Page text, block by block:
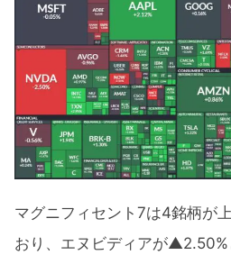
マグニフィセント7は4銘柄が
おり、エヌビディアが